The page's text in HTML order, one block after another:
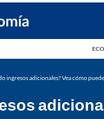
ingresos adicionales? Vea cómo